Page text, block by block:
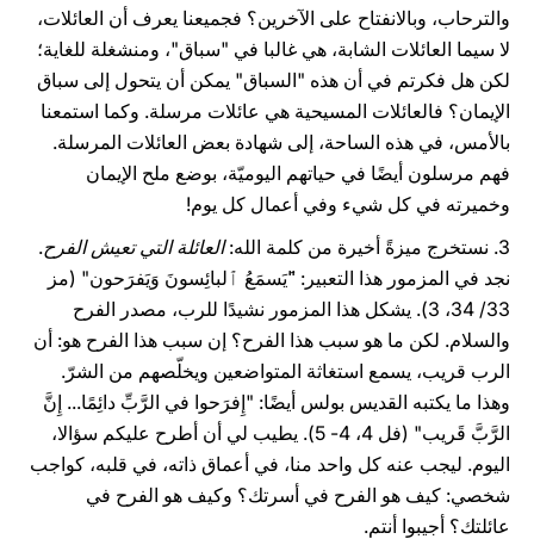
والترحاب، وبالانفتاح على الآخرين؟ فجميعنا يعرف أن العائلات،
لا سيما العائلات الشابة، هي غالبا في "سباق"، ومنشغلة للغاية؛
لكن هل فكرتم في أن هذه "السباق" يمكن أن يتحول إلى سباق
الإيمان؟ فالعائلات المسيحية هي عائلات مرسلة. وكما استمعنا
بالأمس، في هذه الساحة، إلى شهادة بعض العائلات المرسلة.
فهم مرسلون أيضًا في حياتهم اليوميّة، بوضع ملح الإيمان
وخميرته في كل شيء وفي أعمال كل يوم!
3. نستخرج ميزةً أخيرة من كلمة الله:
العائلة التي تعيش الفرح.
نجد في المزمور هذا التعبير: "َيَسمَعُ ٱلبائِسونَ وَيَفرَحون" (مز
33/ 34، 3). يشكل هذا المزمور نشيدًا للرب، مصدر الفرح
والسلام. لكن ما هو سبب هذا الفرح؟ إن سبب هذا الفرح هو: أن
الرب قريب، يسمع استغاثة المتواضعين ويخلّصهم من الشرّ.
وهذا ما يكتبه القديس بولس أيضًا: "إِفرَحوا في الرَّبِّ دائِمًا... إِنَّ
الرَّبَّ قَريب" (فل 4، 4- 5). يطيب لي أن أطرح عليكم سؤالا،
اليوم. ليجب عنه كل واحد منا، في أعماق ذاته، في قلبه، كواجب
شخصي: كيف هو الفرح في أسرتك؟ وكيف هو الفرح في
عائلتك؟ أجيبوا أنتم.